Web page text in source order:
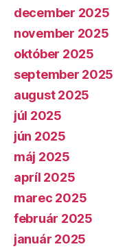
december 2025
november 2025
október 2025
september 2025
august 2025
júl 2025
jún 2025
máj 2025
apríl 2025
marec 2025
február 2025
január 2025